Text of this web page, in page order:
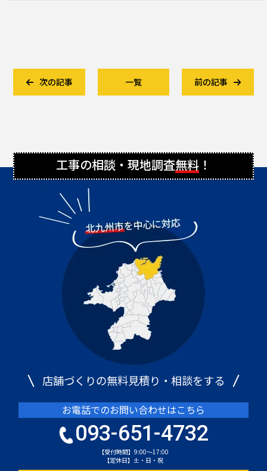
次の記事 一覧 前の記事
工事の相談・現地調査無料 ！
店舗づくりの無料見積り・相談をする
お電話でのお問い合わせはこちら
093-651-4732
【受付時間】9:00～17:00
【定休日】土・日・祝